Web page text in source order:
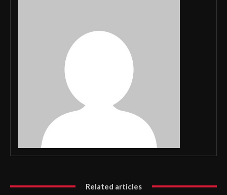
Related articles